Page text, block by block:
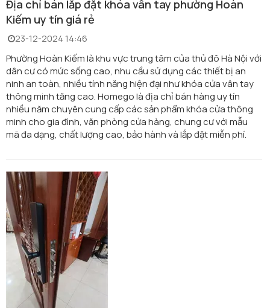
Địa chỉ bán lắp đặt khóa vân tay phường Hoàn
Kiếm uy tín giá rẻ
23-12-2024 14:46
Phường Hoàn Kiếm là khu vực trung tâm của thủ đô Hà Nội với
dân cư có mức sống cao, nhu cầu sử dụng các thiết bị an
ninh an toàn, nhiều tính năng hiện đại như khóa cửa vân tay
thông minh tăng cao. Homego là địa chỉ bán hàng uy tín
nhiều năm chuyên cung cấp các sản phẩm khóa cửa thông
minh cho gia đình, văn phòng cửa hàng, chung cư với mẫu
mã đa dạng, chất lượng cao, bảo hành và lắp đặt miễn phí.